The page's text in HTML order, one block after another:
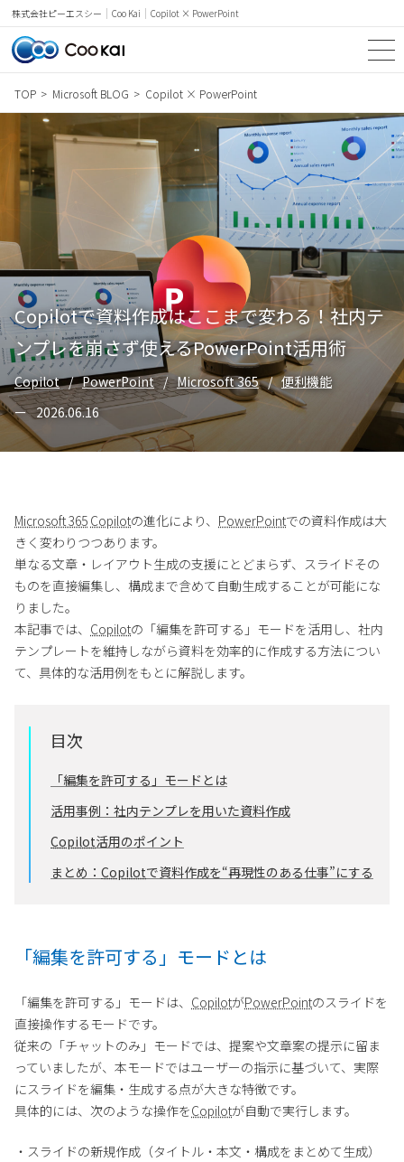
株式会社ピーエスシー Coo Kai Copilot × PowerPoint
TOP
SERVICE
NEWS & TOPICS
Microsoft BLOG
PRICE
CASE STUDY
WORDS
COMPANY
TOP Microsoft BLOG Copilot × PowerPoint
Copilotで資料作成はここまで変わる！社内テ
ンプレを崩さず使えるPowerPoint活用術
Copilot PowerPoint Microsoft 365
便利機能
2026.06.16
Microsoft 365 Copilotの進化により、 PowerPointでの資料作成は大
きく変わりつつあります。
単なる文章・レイアウト生成の支援にとどまらず、スライドその
ものを直接編集し、構成まで含めて自動生成することが可能にな
りました。
本記事では、 Copilotの「編集を許可する」モードを活用し、社内
テンプレートを維持しながら資料を効率的に作成する方法につい
て、具体的な活用例をもとに解説します。
目次
「編集を許可する」モードとは
活用事例：社内テンプレを用いた資料作成
Copilot活用のポイント
まとめ： Copilotで資料作成を“再現性のある仕事”にする
「編集を許可する」モードとは
「編集を許可する」モードは、 CopilotがPowerPointのスライドを
直接操作するモードです。
従来の「チャットのみ」モードでは、提案や文章案の提示に留ま
っていましたが、本モードではユーザーの指示に基づいて、実際
にスライドを編集・生成する点が大きな特徴です。
具体的には、次のような操作をCopilotが自動で実行します。
・スライドの新規作成（タイトル・本文・構成をまとめて生成）